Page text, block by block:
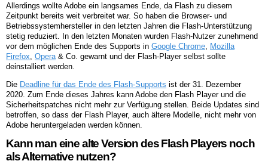
Allerdings wollte Adobe ein langsames Ende, da Flash zu diesem
Zeitpunkt bereits weit verbreitet war. So haben die Browser- und
Betriebssystemhersteller in den letzten Jahren die Flash-Unterstützung
stetig reduziert. In den letzten Monaten wurden Flash-Nutzer zunehmend
vor dem möglichen Ende des Supports in Google Chrome Mozilla
Firefox Opera & Co. gewarnt und der Flash-Player selbst sollte
deinstalliert werden.
Die Deadline für das Ende des Flash-Supports ist der 31. Dezember
2020. Zum Ende dieses Jahres kann Adobe den Flash Player und die
Sicherheitspatches nicht mehr zur Verfügung stellen. Beide Updates sind
betroffen, so dass der Flash Player, auch ältere Modelle, nicht mehr von
Adobe heruntergeladen werden können.
Kann man eine alte Version des Flash Players noch
als Alternative nutzen?